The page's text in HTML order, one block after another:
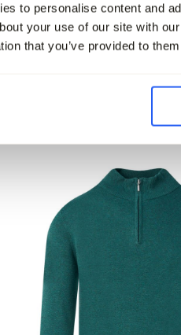
to personalise content and
your use of our site with
that you’ve provided to
The BLUEPRINT Premium